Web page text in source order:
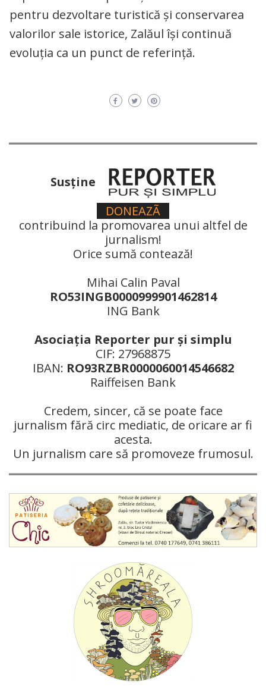
pentru dezvoltare turistică și conservarea
valorilor sale istorice, Zalăul își continuă
evoluția ca un punct de referință.
Susţine
DONEAZÃ
contribuind la promovarea unui altfel de
jurnalism!
Orice sumă contează!
Mihai Calin Paval
RO53INGB0000999901462814
ING Bank
Asociaţia Reporter pur şi simplu
CIF: 27968875
IBAN: RO93RZBR0000060014546682
Raiffeisen Bank
Credem, sincer, că se poate face
jurnalism fără circ mediatic, de oricare ar fi
acesta.
Un jurnalism care să promoveze frumosul.